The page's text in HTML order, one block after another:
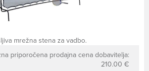
mrežna stena za vadbo.
priporočena prodajna cena dobavitelja:
210.00 €